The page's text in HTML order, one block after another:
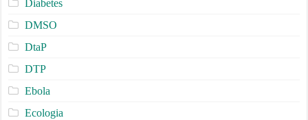
Diabetes
DMSO
DtaP
DTP
Ebola
Ecologia